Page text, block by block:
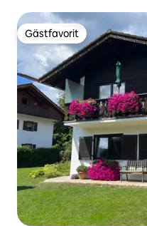
Gästfavorit
Gästfavorit